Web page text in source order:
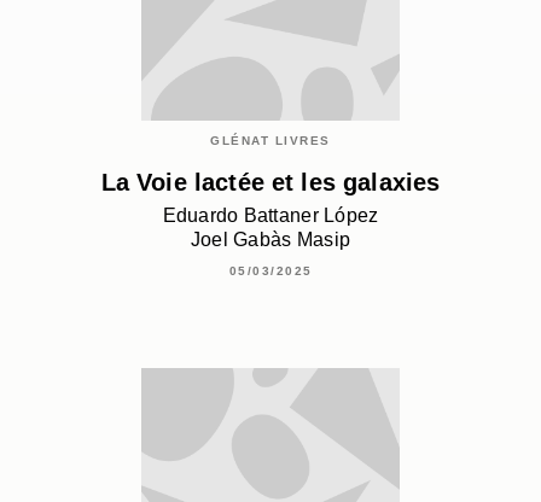
GLÉNAT LIVRES
La Voie lactée et les galaxies
Eduardo Battaner López
Joel Gabàs Masip
05/03/2025